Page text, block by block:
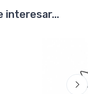
interesar...